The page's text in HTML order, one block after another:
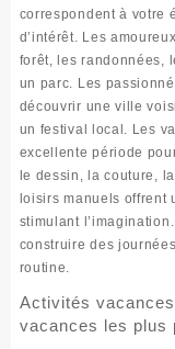
correspondent à votre
d’intérêt. Les
forêt, les randonnées,
un parc. Les
découvrir une ville
un festival local. Les
excellente période
le dessin, la couture,
loisirs manuels offrent
stimulant
construire des
routine.
Activités
vacances les plus